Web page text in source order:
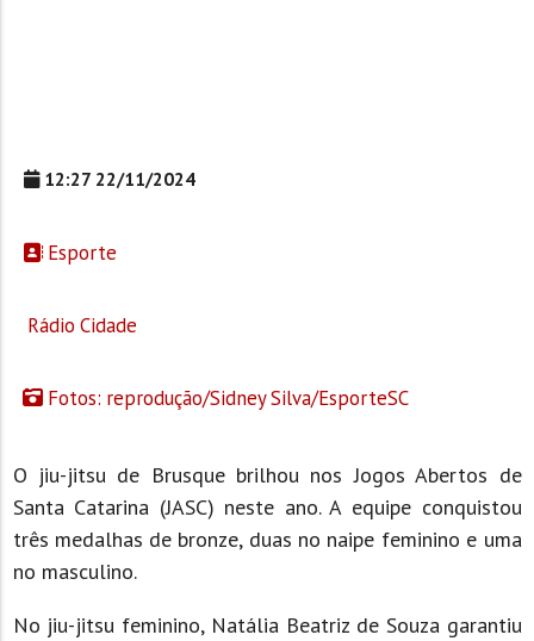
12:27 22/11/2024
Esporte
Rádio Cidade
Fotos: reprodução/Sidney Silva/EsporteSC
O jiu-jitsu de Brusque brilhou nos Jogos Abertos de
Santa Catarina (JASC) neste ano. A equipe conquistou
três medalhas de bronze, duas no naipe feminino e uma
no masculino.
No jiu-jitsu feminino, Natália Beatriz de Souza garantiu